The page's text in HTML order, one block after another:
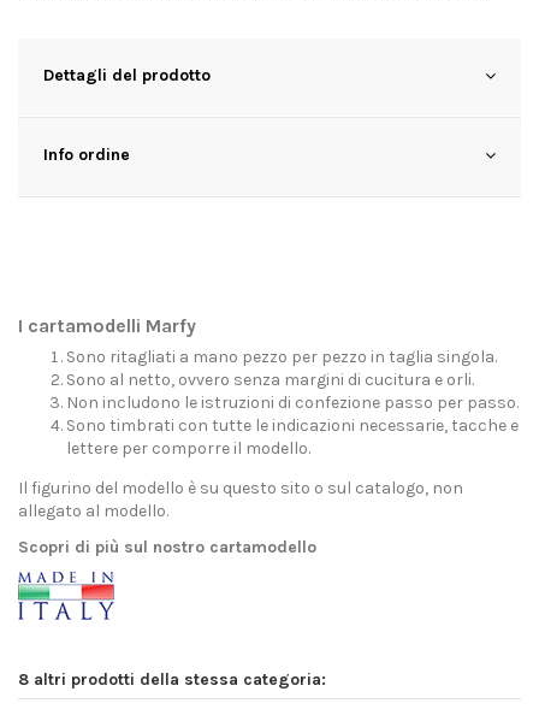
Dettagli del prodotto
Info ordine
I cartamodelli Marfy
Sono ritagliati a mano pezzo per pezzo in taglia singola.
Sono al netto, ovvero senza margini di cucitura e orli.
Non includono le istruzioni di confezione passo per passo.
Sono timbrati con tutte le indicazioni necessarie, tacche e
lettere per comporre il modello.
Il figurino del modello è su questo sito o sul catalogo, non
allegato al modello.
Scopri di più sul nostro cartamodello
8 altri prodotti della stessa categoria: